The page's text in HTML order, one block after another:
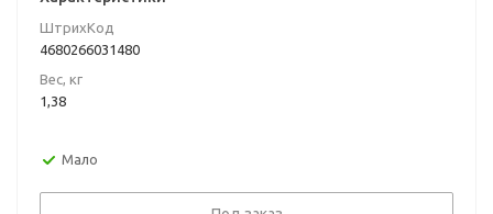
ШтрихКод
4680266031480
Вес, кг
1,38
Мало